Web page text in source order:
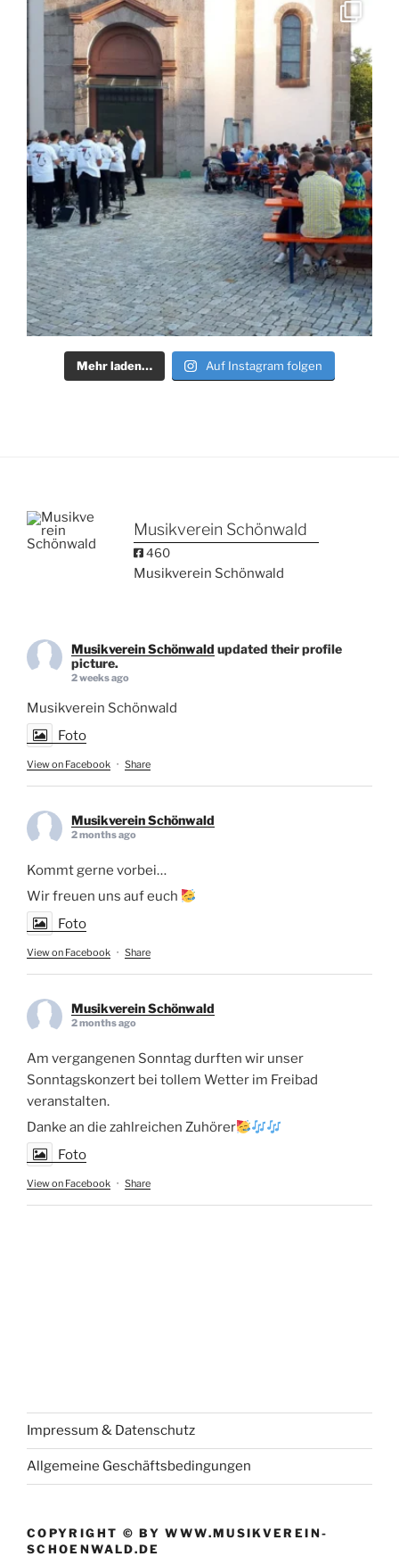
Mehr laden… Auf Instagram folgen
Musikverein Schönwald
460
Musikverein Schönwald
Musikverein Schönwald updated their profile
picture.
2 weeks ago
Musikverein Schönwald
Foto
View on Facebook · Share
Musikverein Schönwald
2 months ago
Kommt gerne vorbei…
Wir freuen uns auf euch
Foto
View on Facebook · Share
Musikverein Schönwald
2 months ago
Am vergangenen Sonntag durften wir unser
Sonntagskonzert bei tollem Wetter im Freibad
veranstalten.
Danke an die zahlreichen Zuhörer
Foto
View on Facebook · Share
Impressum & Datenschutz
Allgemeine Geschäftsbedingungen
COPYRIGHT © BY WWW.MUSIKVEREIN-
SCHOENWALD.DE